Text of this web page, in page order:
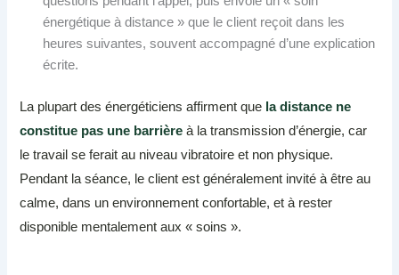
énergétique à distance » que le client reçoit dans les
heures suivantes, souvent accompagné d’une explication
écrite.
La plupart des énergéticiens affirment que la distance ne
constitue pas une barrière à la transmission d’énergie, car
le travail se ferait au niveau vibratoire et non physique.
Pendant la séance, le client est généralement invité à être au
calme, dans un environnement confortable, et à rester
disponible mentalement aux « soins ».